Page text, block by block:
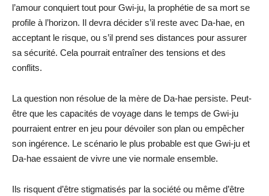
l’amour conquiert tout pour Gwi-ju, la prophétie de sa mort se
profile à l’horizon. Il devra décider s’il reste avec Da-hae, en
acceptant le risque, ou s’il prend ses distances pour assurer
sa sécurité. Cela pourrait entraîner des tensions et des
conflits.
La question non résolue de la mère de Da-hae persiste. Peut-
être que les capacités de voyage dans le temps de Gwi-ju
pourraient entrer en jeu pour dévoiler son plan ou empêcher
son ingérence. Le scénario le plus probable est que Gwi-ju et
Da-hae essaient de vivre une vie normale ensemble.
Ils risquent d’être stigmatisés par la société ou même d’être